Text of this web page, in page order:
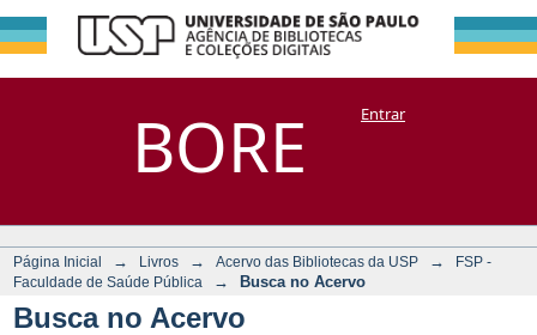
BORE
Busca no Acervo
DSpace/Manakin + CoriscoEntrar
Página Inicial → Livros → Acervo das Bibliotecas da USP →
FSP -
Faculdade de Saúde Pública
→ Busca no Acervo
Busca no Acervo